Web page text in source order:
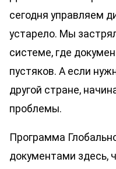
сегодня управляем
устарело. Мы
системе, где
пустяков. А если
другой стране,
проблемы.
Программа
документами здесь,